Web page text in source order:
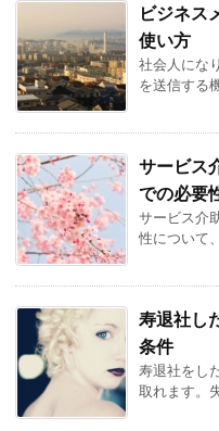
ビジネス
使い方
社会人にな
を送信する
サービス
での必要
サービス介
性について
寿退社し
条件
寿退社をし
取れます。